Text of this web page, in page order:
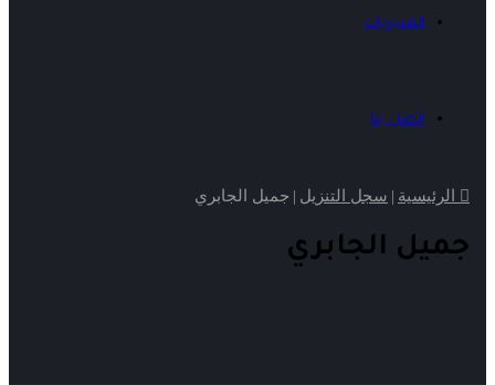
المديريات
اتصل بنا
الرئيسية | سجل التنزيل | جميل الجابري
جميل الجابري